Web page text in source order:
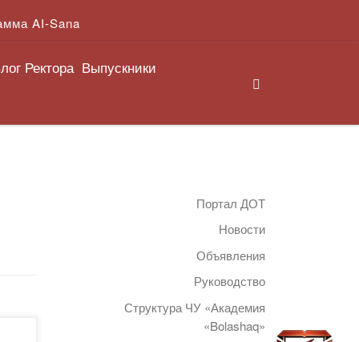
AI-Sana
Ректора Выпускники
Портал ДОТ
Новости
Объявления
Руководство
Структура ЧУ «Академия
«Bolashaq»